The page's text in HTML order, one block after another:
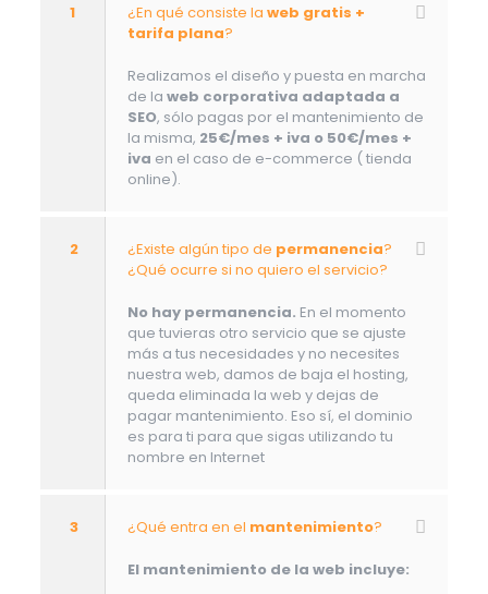
1 ¿En qué consiste la web gratis +
tarifa plana?
Realizamos el diseño y puesta en marcha
de la web corporativa adaptada a
SEO, sólo pagas por el mantenimiento de
la misma, 25€/mes + iva o 50€/mes +
iva en el caso de e-commerce ( tienda
online).
2 ¿Existe algún tipo de permanencia?
¿Qué ocurre si no quiero el servicio?
No hay permanencia. En el momento
que tuvieras otro servicio que se ajuste
más a tus necesidades y no necesites
nuestra web, damos de baja el hosting,
queda eliminada la web y dejas de
pagar mantenimiento. Eso sí, el dominio
es para ti para que sigas utilizando tu
nombre en Internet
3 ¿Qué entra en el mantenimiento?
El mantenimiento de la web incluye: